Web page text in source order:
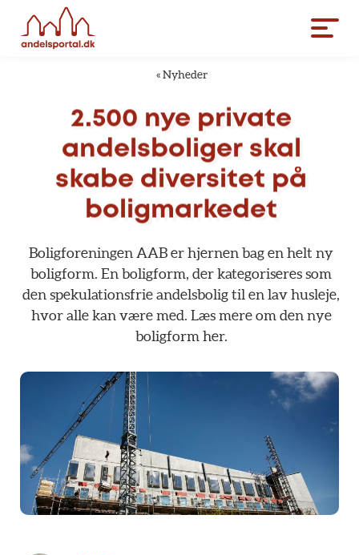
« Nyheder
2.500 nye private
andelsboliger skal
skabe diversitet på
boligmarkedet
Boligforeningen AAB er hjernen bag en helt ny
boligform. En boligform, der kategoriseres som
den spekulationsfrie andelsbolig til en lav husleje,
hvor alle kan være med. Læs mere om den nye
boligform her.